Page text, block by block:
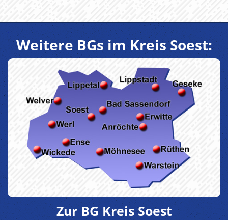
Weitere BGs im Kreis Soest:
Zur BG Kreis Soest